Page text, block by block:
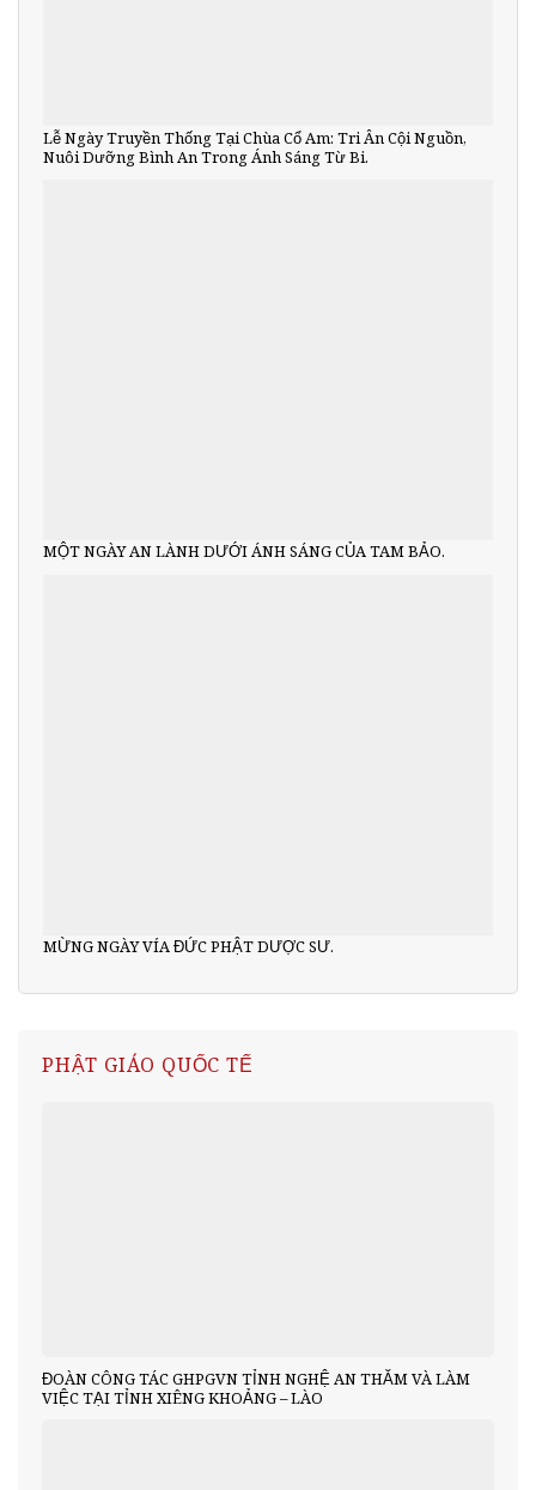
Lễ Ngày Truyền Thống Tại Chùa Cổ Am: Tri Ân Cội Nguồn,
Nuôi Dưỡng Bình An Trong Ánh Sáng Từ Bi.
MỘT NGÀY AN LÀNH DƯỚI ÁNH SÁNG CỦA TAM BẢO.
MỪNG NGÀY VÍA ĐỨC PHẬT DƯỢC SƯ.
PHẬT GIÁO QUỐC TẾ
ĐOÀN CÔNG TÁC GHPGVN TỈNH NGHỆ AN THĂM VÀ LÀM
VIỆC TẠI TỈNH XIÊNG KHOẢNG – LÀO